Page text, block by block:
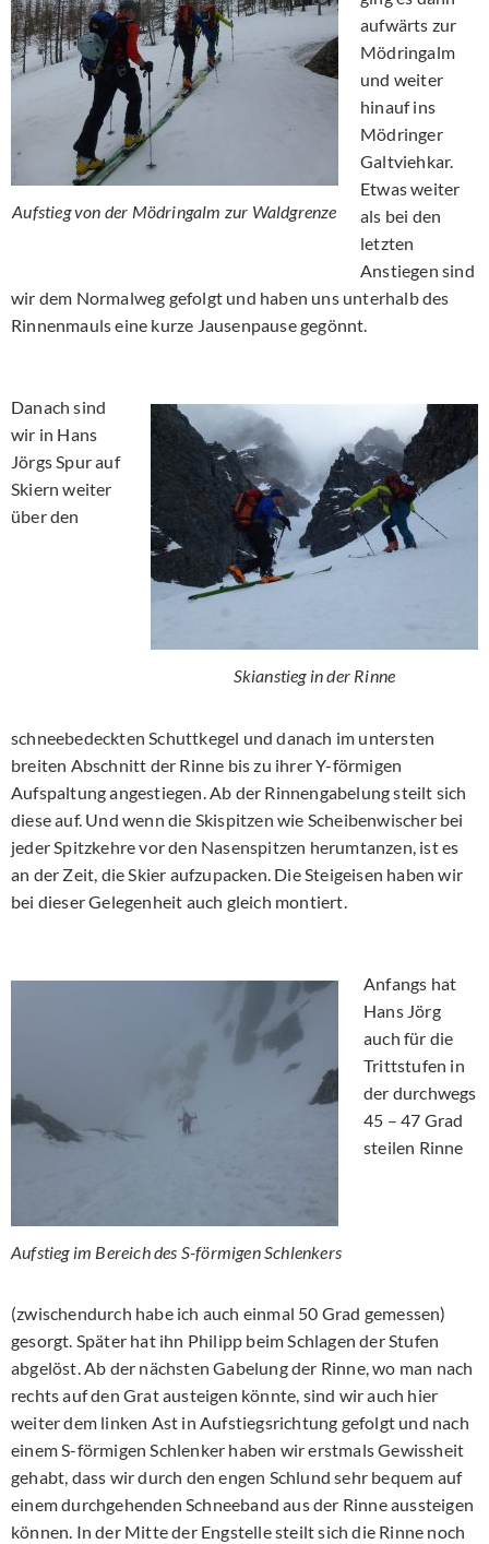
Aufstieg von der Mödringalm zur Waldgrenze
aufwärts zur
Mödringalm
und weiter
hinauf ins
Mödringer
Galtviehkar.
Etwas weiter
als bei den
letzten
Anstiegen sind
wir dem Normalweg gefolgt und haben uns unterhalb des
Rinnenmauls eine kurze Jausenpause gegönnt.
Skianstieg in der Rinne
Danach sind
wir in Hans
Jörgs Spur auf
Skiern weiter
über den
schneebedeckten Schuttkegel und danach im untersten
breiten Abschnitt der Rinne bis zu ihrer Y-förmigen
Aufspaltung angestiegen. Ab der Rinnengabelung steilt sich
diese auf. Und wenn die Skispitzen wie Scheibenwischer bei
jeder Spitzkehre vor den Nasenspitzen herumtanzen, ist es
an der Zeit, die Skier aufzupacken. Die Steigeisen haben wir
bei dieser Gelegenheit auch gleich montiert.
Aufstieg im Bereich des S-förmigen Schlenkers
Anfangs hat
Hans Jörg
auch für die
Trittstufen in
der durchwegs
45 – 47 Grad
steilen Rinne
(zwischendurch habe ich auch einmal 50 Grad gemessen)
gesorgt. Später hat ihn Philipp beim Schlagen der Stufen
abgelöst. Ab der nächsten Gabelung der Rinne, wo man nach
rechts auf den Grat austeigen könnte, sind wir auch hier
weiter dem linken Ast in Aufstiegsrichtung gefolgt und nach
einem S-förmigen Schlenker haben wir erstmals Gewissheit
gehabt, dass wir durch den engen Schlund sehr bequem auf
einem durchgehenden Schneeband aus der Rinne aussteigen
können. In der Mitte der Engstelle steilt sich die Rinne noch